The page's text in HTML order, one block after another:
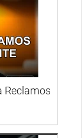
Reclamos